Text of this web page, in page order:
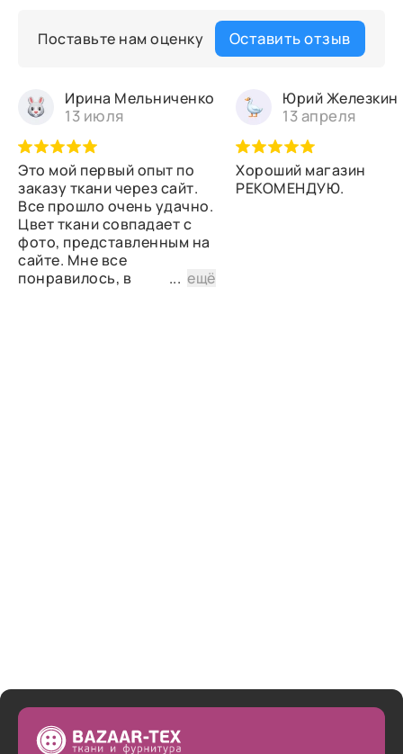
Поставьте нам оценку Оставить отзыв
Ирина Мельниченко
13 июля
Это мой первый опыт по
заказу ткани через сайт.
Все прошло очень удачно.
Цвет ткани совпадает с
фото, представленным на
сайте. Мне все
понравилось, в
...ещё
Юрий Железкин
13 апреля
Хороший магазин
РЕКОМЕНДУЮ.